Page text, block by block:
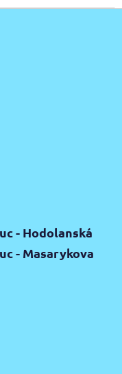
- Hodolanská
- Masarykova